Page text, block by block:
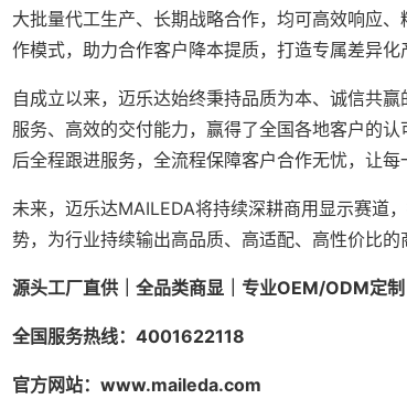
大批量代工生产、长期战略合作，均可高效响应
作模式，助力合作客户降本提质，打造专属差异化
自成立以来，迈乐达始终秉持品质为本、诚信共
服务、高效的交付能力，赢得了全国各地客户的
后全程跟进服务，全流程保障客户合作无忧，让每
未来，迈乐达MAILEDA将持续深耕商用显示赛道
势，为行业持续输出高品质、高适配、高性价比的
源头工厂直供｜全品类商显｜专业OEM/ODM定
全国服务热线：4001622118
官方网站：www.maileda.com